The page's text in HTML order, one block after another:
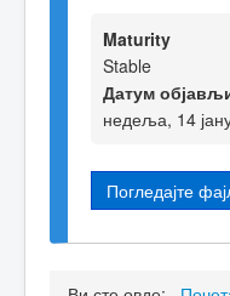
Maturity
Stable
Датум
недеља, 14
Погледајте